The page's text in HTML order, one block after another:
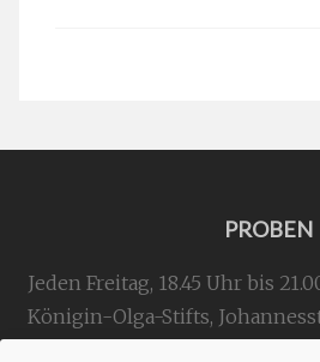
PROBEN
Jeden Freitag, 18.45 Uhr bis
Königin-Olga-Stifts,